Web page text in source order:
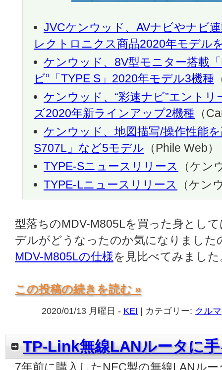
JVCケンウッド、AVナビやナビ
レクトロニクス商品2020年モデル
ケンウッド、8V型モニター搭載
ビ”「TYPE S」2020年モデル3機種
ケンウッド、“彩速ナビ”エント
ズ2020年新ラインアップ2機種 （
ケンウッド、地図描写/操作性能
S707L」など5モデル （Phile Web）
TYPE-Sニュースリリース
（ケン
TYPE-Lニュースリリース
（ケン
型落ちのMDV-M805Lを買った身とし
デルがどうなったのか気になりました
MDV-M805Lの仕様を見比べてみました
この投稿の続きを読む »
2020/01/13 月曜日 - KEI | カテゴリー: クルマ
TP-Link無線LANルータに
7年前に購入したNEC製の無線LANルー